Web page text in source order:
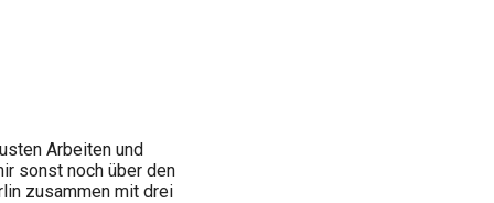
Arbeiten und
sonst noch über den
zusammen mit drei